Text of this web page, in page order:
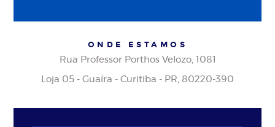
ONDE ESTAMOS
Rua Professor Porthos Velozo, 1081
Loja 05 - Guaíra - Curitiba - PR, 80220-390